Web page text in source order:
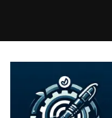
inhoud
(druk
Enter)